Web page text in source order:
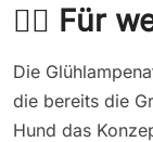
🐕‍🦺 Für
Die
die bereits die
Hund das